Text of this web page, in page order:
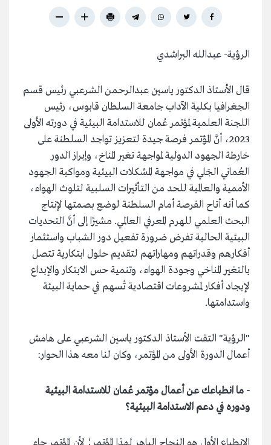
الرؤية- عبدالله البراشدي
قال الأستاذ الدكتور ياسين عبدالرحمن الشرعبي رئيس قسم
الجغرافيا بكلية الآداب جامعة السلطان قابوس، رئيس
اللجنة العلمية لمؤتمر عُمان للاستدامة البيئية في دورته الأولى
2023، أنَّ المؤتمر فرصة جيدة لتعزيز تواجد السلطنة على
خارطة الجهود الدولية لمواجهة تغير المناخ، وإبراز الدور
العُماني الجَلي في مواجهة المشكلات البيئية ومواكبة الجهود
الأممية والعالمية للحد من التأثيرات السلبية لتلوث الهواء،
كما أنه أتاح الفرصة أمام السلطنة لوضع بصمتها لإنتاج
البحث العلمي للهرم المعرفي العالمي. مشيرًا إلى أنَّ التحديات
البيئية الحالية تفرض ضرورة تفعيل دور الشباب واستثمار
أفكارهم وقدراتهم ومهاراتهم لتقديم حلول ابتكارية تتصل
بالتغير المناخي وجودة الهواء، وتنمية حس الابتكار والإبداع
لإيجاد أفكار لمشروعات اقتصادية تُسهم في حماية البيئة
واستدامتها.
"الرؤية" التقت الأستاذ الدكتور ياسين الشرعبي على هامش
أعمال الدورة الأولى من المؤتمر، وكان لنا معه هذا الحوار:
- ما انطباعك عن أعمال مؤتمر عُمان للاستدامة البيئية
ودوره في دعم الاستدامة البيئية؟